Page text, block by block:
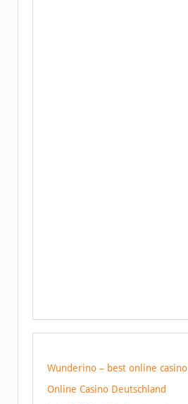
Wunderino – best online casino
Online Casino Deutschland